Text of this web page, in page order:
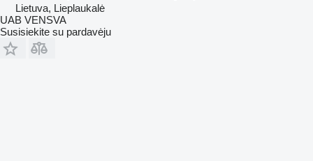
Lietuva, Lieplaukalė
UAB VENSVA
Susisiekite su pardavėju